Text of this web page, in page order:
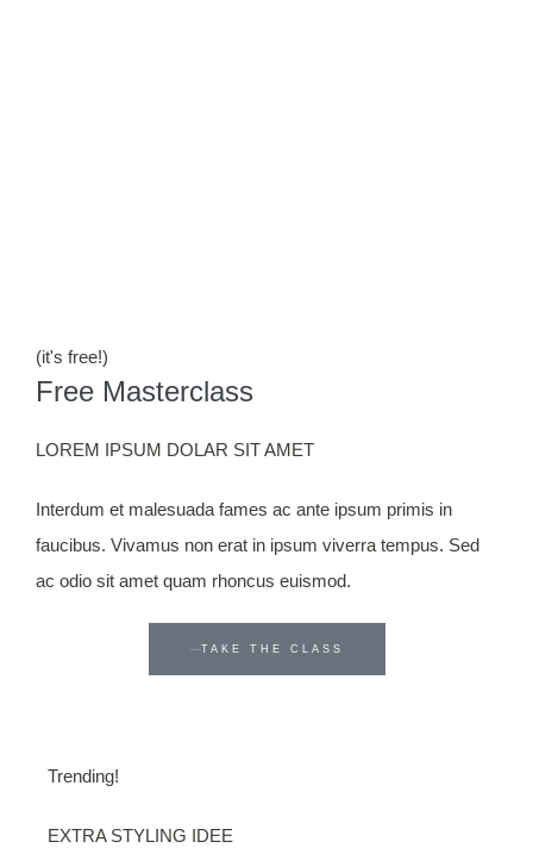
(it's free!)
Free Masterclass
LOREM IPSUM DOLAR SIT AMET
Interdum et malesuada fames ac ante ipsum primis in
faucibus. Vivamus non erat in ipsum viverra tempus. Sed
ac odio sit amet quam rhoncus euismod.
TAKE THE CLASS
EXTRA STYLING IDEE
Trending!